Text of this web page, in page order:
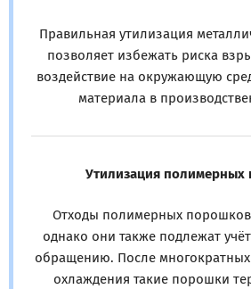
Правильная утилизация
позволяет избежать риска
воздействие на окружающую
материала в
Утилизация полимерных
Отходы полимерных
однако они также подлежат
обращению. После многократных
охлаждения такие порошки